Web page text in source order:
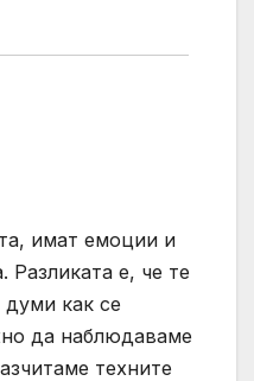
имат емоции и
Разликата е, че те
как се
да наблюдаваме
техните